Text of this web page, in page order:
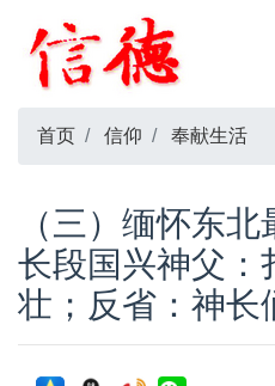
首页 信仰 奉献生活
（三）缅怀东
长段国兴神父：
壮；反省：神长